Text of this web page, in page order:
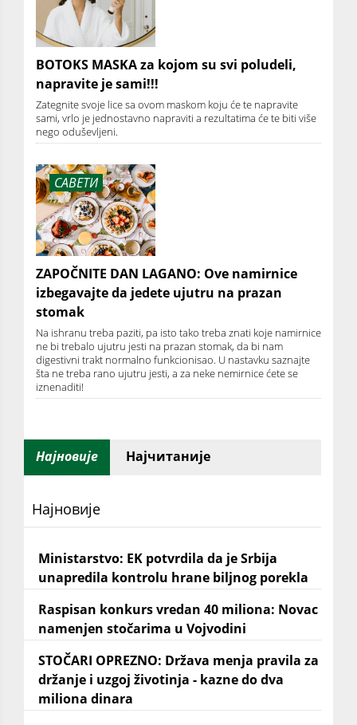
BOTOKS MASKA za kojom su svi poludeli,
napravite je sami!!!
Zategnite svoje lice sa ovom maskom koju će te napravite
sami, vrlo je jednostavno napraviti a rezultatima će te biti više
nego oduševljeni.
САВЕТИ
ZAPOČNITE DAN LAGANO: Ove namirnice
izbegavajte da jedete ujutru na prazan
stomak
Na ishranu treba paziti, pa isto tako treba znati koje namirnice
ne bi trebalo ujutru jesti na prazan stomak, da bi nam
digestivni trakt normalno funkcionisao. U nastavku saznajte
šta ne treba rano ujutru jesti, a za neke nemirnice ćete se
iznenaditi!
Најновије Најчитаније
Најновије
Ministarstvo: EK potvrdila da je Srbija
unapredila kontrolu hrane biljnog porekla
Raspisan konkurs vredan 40 miliona: Novac
namenjen stočarima u Vojvodini
STOČARI OPREZNO: Država menja pravila za
držanje i uzgoj životinja - kazne do dva
miliona dinara